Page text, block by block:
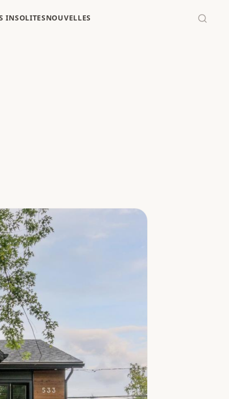
INSOLITESNOUVELLES